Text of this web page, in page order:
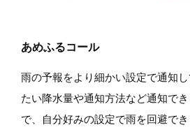
あめふるコール
雨の予報をより細かい設定で通知
たい降水量や通知方法など通知で
で、自分好みの設定で雨を回避でき